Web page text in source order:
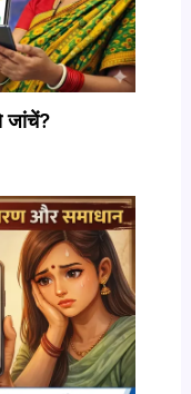
जांचें?